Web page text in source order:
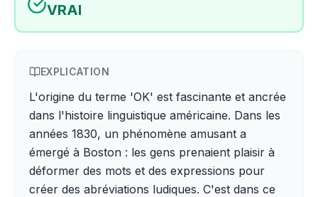
VRAI
EXPLICATION
L'origine du terme 'OK' est fascinante et ancrée
dans l'histoire linguistique américaine. Dans les
années 1830, un phénomène amusant a
émergé à Boston : les gens prenaient plaisir à
déformer des mots et des expressions pour
créer des abréviations ludiques. C'est dans ce